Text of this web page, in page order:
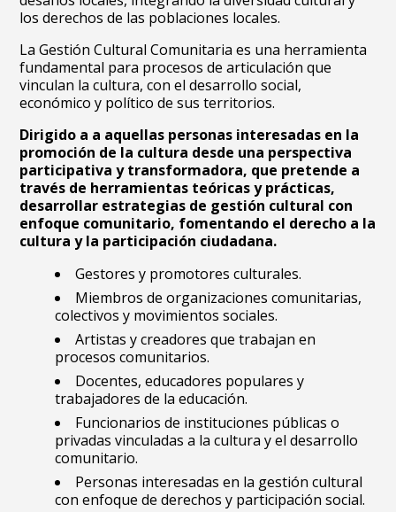
los derechos de las poblaciones locales.
La Gestión Cultural Comunitaria es una herramienta
fundamental para procesos de articulación que
vinculan la cultura, con el desarrollo social,
económico y político de sus territorios.
Dirigido a a aquellas personas interesadas en la
promoción de la cultura desde una perspectiva
participativa y transformadora, que pretende a
través de herramientas teóricas y prácticas,
desarrollar estrategias de gestión cultural con
enfoque comunitario, fomentando el derecho a la
cultura y la participación ciudadana.
Gestores y promotores culturales.
Miembros de organizaciones comunitarias,
colectivos y movimientos sociales.
Artistas y creadores que trabajan en
procesos comunitarios.
Docentes, educadores populares y
trabajadores de la educación.
Funcionarios de instituciones públicas o
privadas vinculadas a la cultura y el desarrollo
comunitario.
Personas interesadas en la gestión cultural
con enfoque de derechos y participación social.